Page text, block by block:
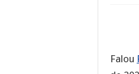
Falou